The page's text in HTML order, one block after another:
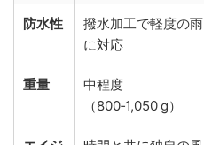
防水性
撥水加工で軽度の雨
に対応
重量
中程度
（800‑1,050 g）